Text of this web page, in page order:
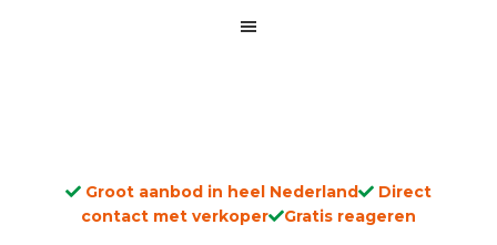
Groot aanbod in heel Nederland
Direct
contact met verkoper
Gratis reageren